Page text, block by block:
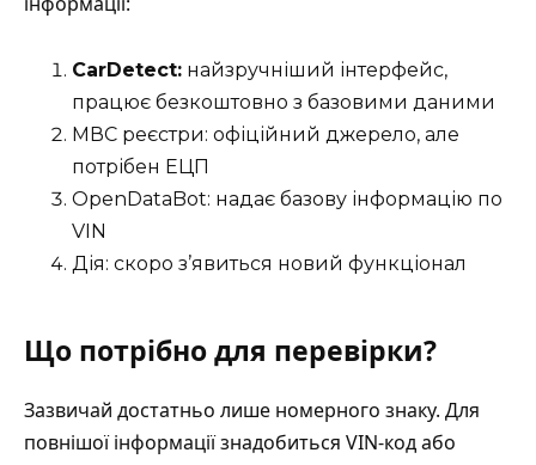
CarDetect: найзручніший інтерфейс,
працює безкоштовно з базовими даними
МВС реєстри: офіційний джерело, але
потрібен ЕЦП
OpenDataBot: надає базову інформацію по
VIN
Дія: скоро з’явиться новий функціонал
Що потрібно для перевірки?
Зазвичай достатньо лише номерного знаку. Для
повнішої інформації знадобиться VIN-код або